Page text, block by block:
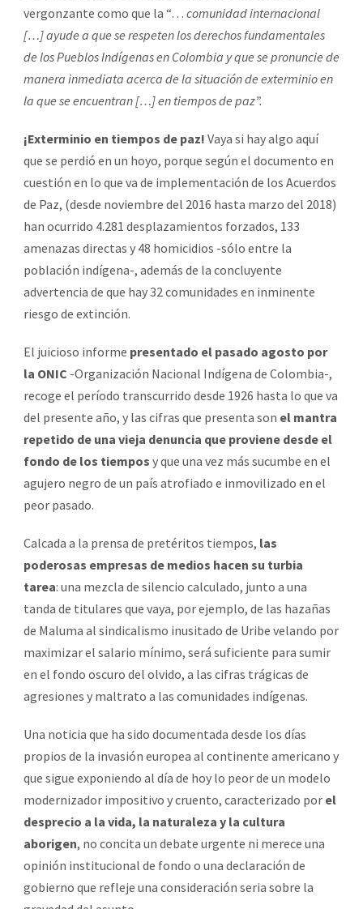
vergonzante como que la “… comunidad internacional
[…] ayude a que se respeten los derechos fundamentales
de los Pueblos Indígenas en Colombia y que se pronuncie de
manera inmediata acerca de la situación de exterminio en
la que se encuentran […] en tiempos de paz”.
¡Exterminio en tiempos de paz! Vaya si hay algo aquí
que se perdió en un hoyo, porque según el documento en
cuestión en lo que va de implementación de los Acuerdos
de Paz, (desde noviembre del 2016 hasta marzo del 2018)
han ocurrido 4.281 desplazamientos forzados, 133
amenazas directas y 48 homicidios -sólo entre la
población indígena-, además de la concluyente
advertencia de que hay 32 comunidades en inminente
riesgo de extinción.
El juicioso informe presentado el pasado agosto por
la ONIC -Organización Nacional Indígena de Colombia-,
recoge el período transcurrido desde 1926 hasta lo que va
del presente año, y las cifras que presenta son el mantra
repetido de una vieja denuncia que proviene desde el
fondo de los tiempos y que una vez más sucumbe en el
agujero negro de un país atrofiado e inmovilizado en el
peor pasado.
Calcada a la prensa de pretéritos tiempos, las
poderosas empresas de medios hacen su turbia
tarea: una mezcla de silencio calculado, junto a una
tanda de titulares que vaya, por ejemplo, de las hazañas
de Maluma al sindicalismo inusitado de Uribe velando por
maximizar el salario mínimo, será suficiente para sumir
en el fondo oscuro del olvido, a las cifras trágicas de
agresiones y maltrato a las comunidades indígenas.
Una noticia que ha sido documentada desde los días
propios de la invasión europea al continente americano y
que sigue exponiendo al día de hoy lo peor de un modelo
modernizador impositivo y cruento, caracterizado por el
desprecio a la vida, la naturaleza y la cultura
aborigen, no concita un debate urgente ni merece una
opinión institucional de fondo o una declaración de
gobierno que refleje una consideración seria sobre la